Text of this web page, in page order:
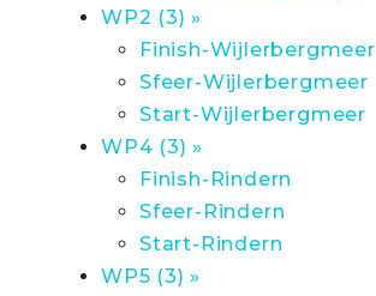
WP2 (3) »
Finish-Wijlerbergmeer
Sfeer-Wijlerbergmeer
Start-Wijlerbergmeer
WP4 (3) »
Finish-Rindern
Sfeer-Rindern
Start-Rindern
WP5 (3) »